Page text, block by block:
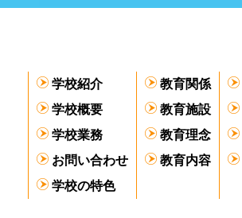
学校紹介
学校概要
学校業務
お問い合わせ
学校の特色
教育関係
教育施設
教育理念
教育内容